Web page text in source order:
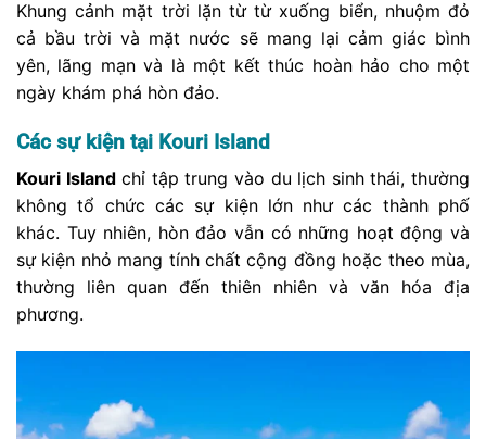
Khung cảnh mặt trời lặn từ từ xuống biển, nhuộm đỏ
cả bầu trời và mặt nước sẽ mang lại cảm giác bình
yên, lãng mạn và là một kết thúc hoàn hảo cho một
ngày khám phá hòn đảo.
Các sự kiện tại Kouri Island
Kouri Islandchỉ tập trung vào du lịch sinh thái, thường
không tổ chức các sự kiện lớn như các thành phố
khác. Tuy nhiên, hòn đảo vẫn có những hoạt động và
sự kiện nhỏ mang tính chất cộng đồng hoặc theo mùa,
thường liên quan đến thiên nhiên và văn hóa địa
phương.